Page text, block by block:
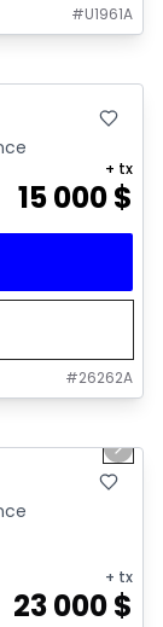
#U1961A
15 000$
+ tx
#26262A
Next
+ tx
23 000$